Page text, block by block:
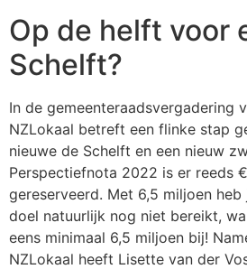
Op de helft voor
Schelft?
In de gemeenteraadsvergadering
NZLokaal betreft een flinke stap
nieuwe de Schelft en een nieuw
Perspectiefnota 2022 is er reeds
gereserveerd. Met 6,5 miljoen
doel natuurlijk nog niet bereikt,
eens minimaal 6,5 miljoen bij!
NZLokaal heeft Lisette van der